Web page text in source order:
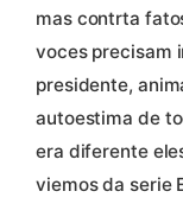
mas contrta
voces precisam
presidente,
autoestima de
era diferente
viemos da serie